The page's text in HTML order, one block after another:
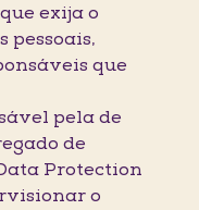
exija o
pessoais,
que
pela de
de
Protection
o